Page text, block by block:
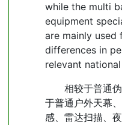
while the multi
equipment
are mainly
differences in
relevant
相较于普通伪
于普通户外天幕
感、雷达扫描、